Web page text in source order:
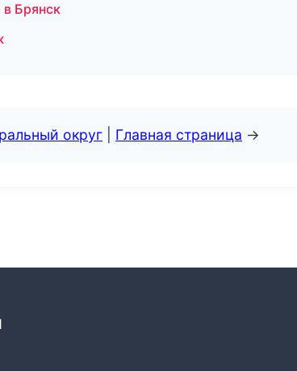
Брянск
округ Главная страница →